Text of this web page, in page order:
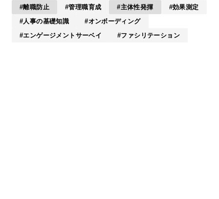
離職防止
管理職育成 主体性発揮
効果測定
人事の基礎知識
オンボーディング
エンゲージメントサーベイ
ファシリテーション